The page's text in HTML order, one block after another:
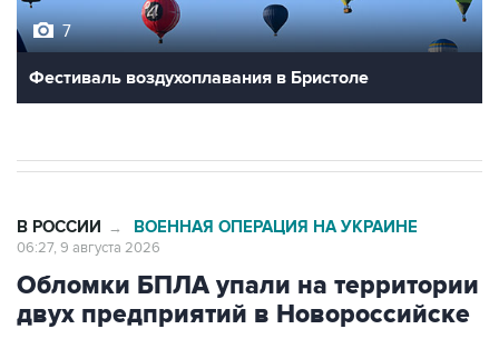
7
Фестиваль воздухоплавания в Бристоле
В РОССИИ → ВОЕННАЯ ОПЕРАЦИЯ НА УКРАИНЕ
06:27, 9 августа 2026
Обломки БПЛА упали на территории
двух предприятий в Новороссийске